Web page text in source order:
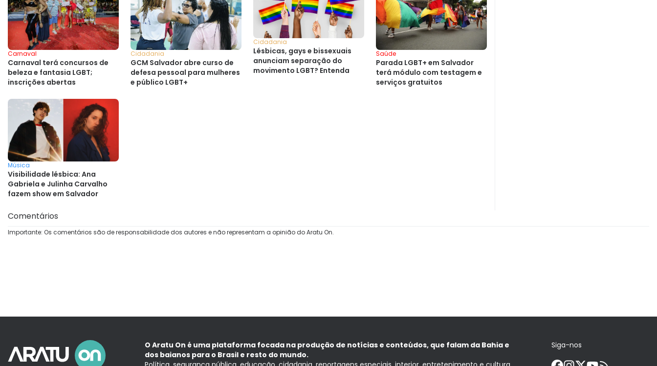
Carnaval
Carnaval terá concursos de
beleza e fantasia LGBT;
inscrições abertas
Cidadania
GCM Salvador abre curso de
defesa pessoal para mulheres
e público LGBT+
Cidadania
Lésbicas, gays e bissexuais
anunciam separação do
movimento LGBT? Entenda
Saúde
Parada LGBT+ em Salvador
terá módulo com testagem e
serviços gratuitos
Música
Visibilidade lésbica: Ana
Gabriela e Julinha Carvalho
fazem show em Salvador
Comentários
Importante: Os comentários são de responsabilidade dos autores e não representam a opinião do Aratu On.
O Aratu On é uma plataforma focada na produção de notícias e conteúdos, que falam da Bahia e
dos baianos para o Brasil e resto do mundo.
Siga-nos